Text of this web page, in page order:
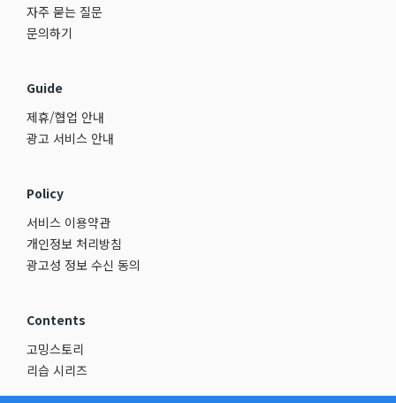
자주 묻는 질문
문의하기
Guide
제휴/협업 안내
광고 서비스 안내
Policy
서비스 이용약관
개인정보 처리방침
광고성 정보 수신 동의
Contents
고밍스토리
리습 시리즈